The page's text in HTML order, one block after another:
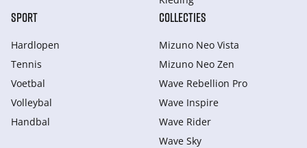
SPORT
Hardlopen
Tennis
Voetbal
Volleybal
Handbal
COLLECTIES
Mizuno Neo Vista
Mizuno Neo Zen
Wave Rebellion Pro
Wave Inspire
Wave Rider
Wave Sky